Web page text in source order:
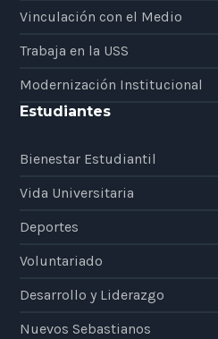
Vinculación con el Medio
Trabaja en la USS
Modernización Institucional
Estudiantes
Bienestar Estudiantil
Vida Universitaria
Deportes
Voluntariado
Desarrollo y Liderazgo
Nuevos Sebastianos